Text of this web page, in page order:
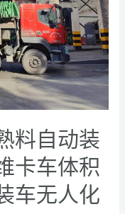
料自动装
卡车体积
车无人化